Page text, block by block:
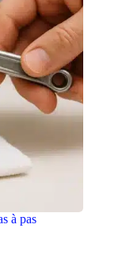
à pas